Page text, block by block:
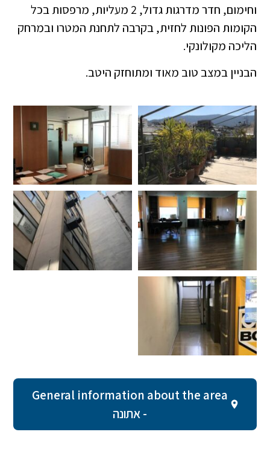
וחימום, חדר מדרגות גדול, 2 מעליות, מרפסות בכל
הקומות הפונות לחזית, בקרבה לתחנת המטרו ובמרחק
הליכה מקולונקי.
הבניין במצב טוב מאוד ומתוחזק היטב.
General information about the area
- אתונה